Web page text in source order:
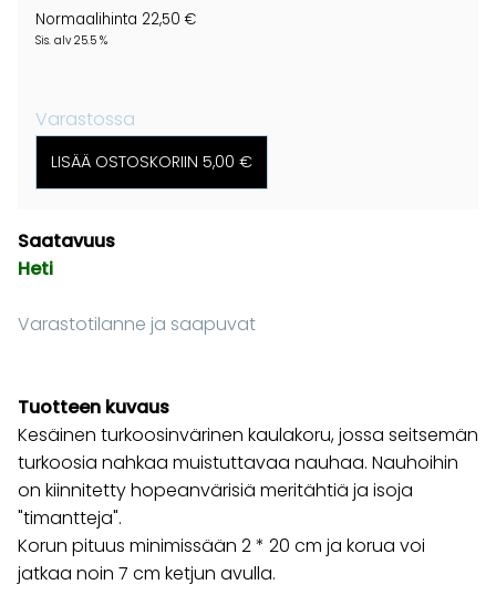
Normaalihinta 22,50 €
Sis. alv 25.5 %
Varastossa
Saatavuus
Heti
Varastotilanne ja saapuvat
Tuotteen kuvaus
Kesäinen turkoosinvärinen kaulakoru, jossa seitsemän
turkoosia nahkaa muistuttavaa nauhaa. Nauhoihin
on kiinnitetty hopeanvärisiä meritähtiä ja isoja
"timantteja".
Korun pituus minimissään 2 * 20 cm ja korua voi
jatkaa noin 7 cm ketjun avulla.